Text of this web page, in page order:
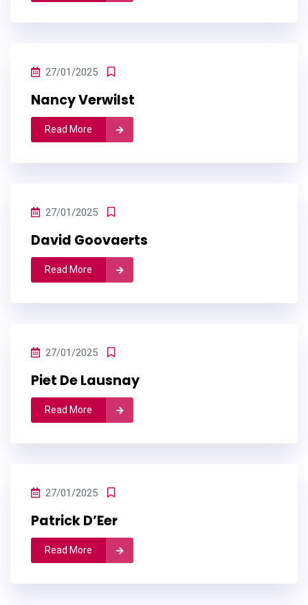
27/01/2025
Nancy Verwilst
Read More
27/01/2025
David Goovaerts
Read More
27/01/2025
Piet De Lausnay
Read More
27/01/2025
Patrick D’Eer
Read More